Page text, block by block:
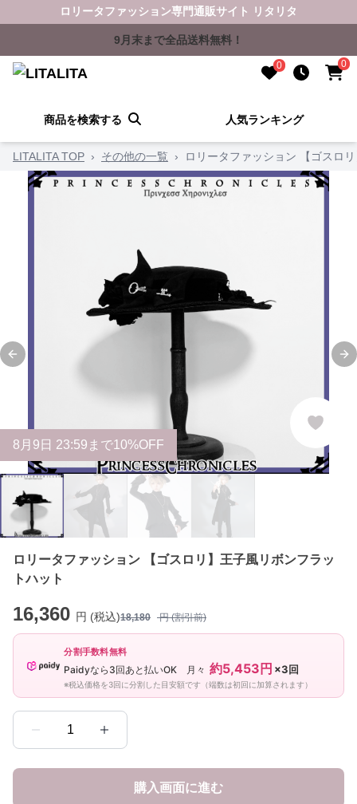
ロリータファッション専門通販サイト リタリタ
9月末まで全品送料無料！
0 0
商品を検索する 人気ランキング
LITALITA TOP › その他の一覧 › ロリータファッション 【ゴスロ
Previous slide
8 月 9 日 23:59まで10%OFF
ロリータファッション 【ゴスロリ】王子風リボンフラッ
トハット
16,360 円 (税込)18,180 円 (割引前)
分割手数料無料
Paidyなら3回あと払いOK 月々 約5,453円 ×3回
※税込価格を3回に分割した目安額です（端数は初回に加算されます）
1
購入画面に進む